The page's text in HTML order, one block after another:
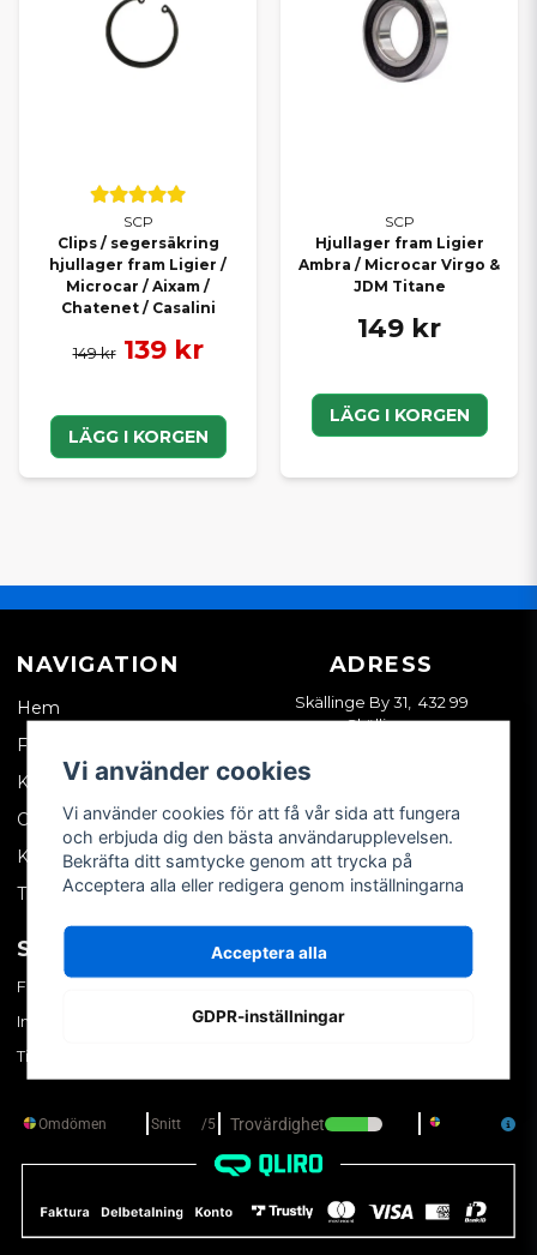
SCP
Clips / segersäkring
hjullager fram Ligier /
Microcar / Aixam /
Chatenet / Casalini
149 kr 139 kr
LÄGG I KORGEN
SCP
Hjullager fram Ligier
Ambra / Microcar Virgo &
JDM Titane
149 kr
LÄGG I KORGEN
NAVIGATION
Hem
Företagskund
Kontakta oss
Om oss
Köpvillkor
Tips & trix
ADRESS
Skällinge By 31, 432 99
Skällinge
SOCIALA MEDIER
Facebook
Instagram
TikTok
MITT KONTO
Skapa konto
Vi använder cookies
Vi använder cookies för att få vår sida att fungera
och erbjuda dig den bästa användarupplevelsen.
Bekräfta ditt samtycke genom att trycka på
Acceptera alla eller redigera genom inställningarna
Acceptera alla
GDPR-inställningar